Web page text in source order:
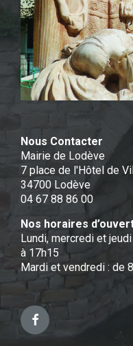
Nous Contacter
Mairie de Lodève
7 place de l'Hôtel de
34700 Lodève
04 67 88 86 00
Nos horaires
Lundi, mercredi et
à 17h15
Mardi et vendredi : de
Facebook